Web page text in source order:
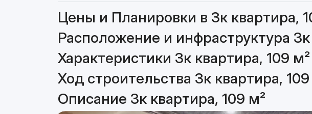
Цены и Планировки в 3к квартира,
Расположение и инфраструктура
Характеристики 3к квартира, 109 м²
Ход строительства 3к квартира,
Описание 3к квартира, 109 м²